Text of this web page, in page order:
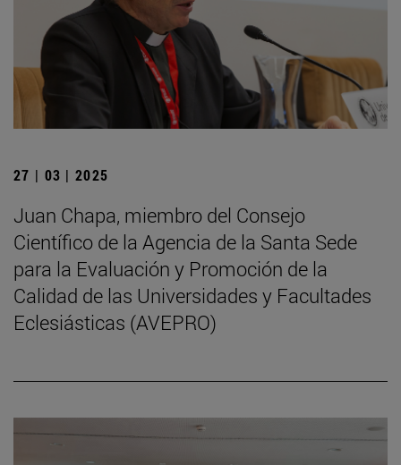
27 | 03 | 2025
Juan Chapa, miembro del Consejo
Científico de la Agencia de la Santa Sede
para la Evaluación y Promoción de la
Calidad de las Universidades y Facultades
Eclesiásticas (AVEPRO)